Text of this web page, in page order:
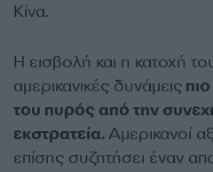
Κίνα.
Η εισβολή και η κατοχή
αμερικανικές δυνάμεις
του πυρός από την
εκστρατεία.Αμερικανοί
επίσης συζητήσει έναν